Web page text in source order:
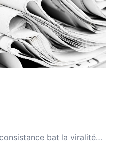
bat la viralité…